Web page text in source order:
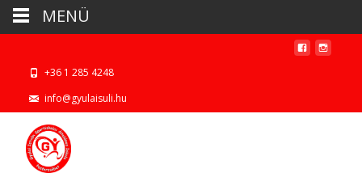
+36 1 285 4248
info@gyulaisuli.hu
MENÜ